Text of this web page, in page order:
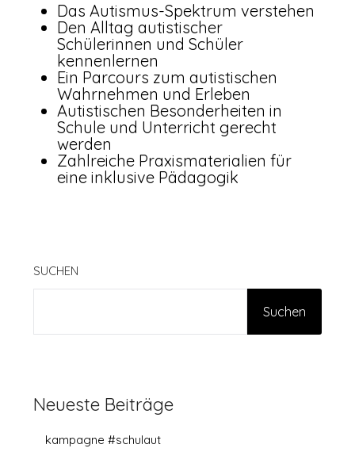
Das Autismus-Spektrum verstehen
Den Alltag autistischer
Schülerinnen und Schüler
kennenlernen
Ein Parcours zum autistischen
Wahrnehmen und Erleben
Autistischen Besonderheiten in
Schule und Unterricht gerecht
werden
Zahlreiche Praxismaterialien für
eine inklusive Pädagogik
SUCHEN
Suchen
Neueste Beiträge
kampagne #schulaut